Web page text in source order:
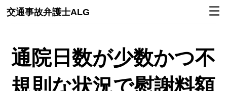
交通事故弁護士ALG
通院日数が少数かつ不
規則な状況で慰謝料額